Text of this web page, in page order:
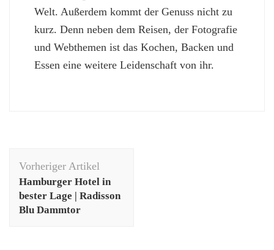
Welt. Außerdem kommt der Genuss nicht zu
kurz. Denn neben dem Reisen, der Fotografie
und Webthemen ist das Kochen, Backen und
Essen eine weitere Leidenschaft von ihr.
Vorheriger Artikel
Hamburger Hotel in
bester Lage | Radisson
Blu Dammtor